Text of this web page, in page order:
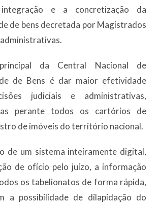
e a concretização da
de bens decretada por Magistrados
da Central Nacional de
de Bens é dar maior efetividade
judiciais e administrativas,
as perante todos os cartórios de
de imóveis do território nacional.
de um sistema inteiramente digital,
de ofício pelo juízo, a informação
os tabelionatos de forma rápida,
a possibilidade de dilapidação do